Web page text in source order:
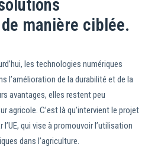
manière ciblée.
les technologies numériques
l’amélioration de la durabilité et de la
avantages, elles restent peu
agricole. C’est là qu’intervient le projet
l’UE, qui vise à promouvoir l’utilisation
dans l’agriculture.